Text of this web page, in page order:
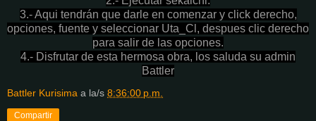
3.- Aqui tendrán que darle en comenzar y click derecho,
opciones, fuente y seleccionar Uta_Cl, despues clic derecho
para salir de las opciones.
4.- Disfrutar de esta hermosa obra, los saluda su admin
Battler
Battler Kurisima a la/s 8:36:00 p.m.
Compartir